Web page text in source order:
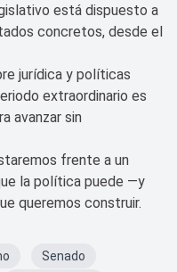
está dispuesto a
concretos, desde el
jurídica y políticas
extraordinario es
avanzar sin
frente a un
la política puede —y
queremos construir.
Senado